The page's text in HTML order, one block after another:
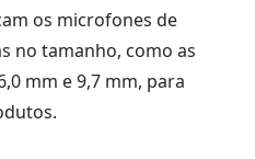
os microfones de
no tamanho, como as
mm e 9,7 mm, para